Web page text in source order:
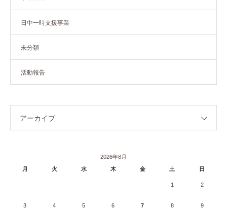
日中一時支援事業
未分類
活動報告
アーカイブ
2026年8月
月
火 水 木 金 土 日
1 2
3 4 5 6 7 8 9